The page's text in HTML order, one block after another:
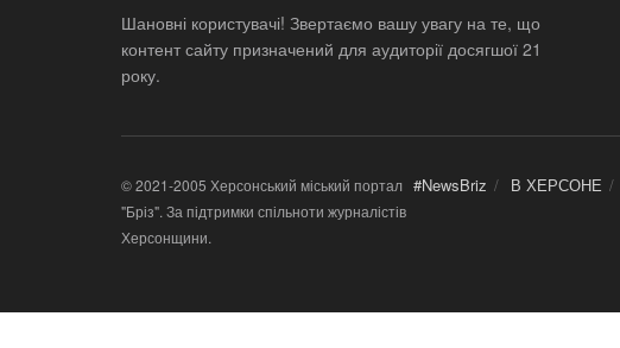
Шановні користувачі! Звертаємо вашу увагу на те, що
контент сайту призначений для аудиторії досягшої 21
року.
#NewsBriz В ХЕРСОНЕ
© 2021-2005 Херсонський міський портал
"Бріз". За підтримки спільноти журналістів
Херсонщини.